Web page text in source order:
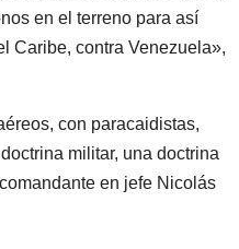
en el terreno para así
Caribe, contra Venezuela»,
con paracaidistas,
militar, una doctrina
en jefe Nicolás